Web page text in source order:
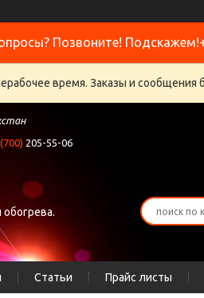
Позвоните!
время. Заказы и
(700) 205-55-06
Статьи Прайс листы